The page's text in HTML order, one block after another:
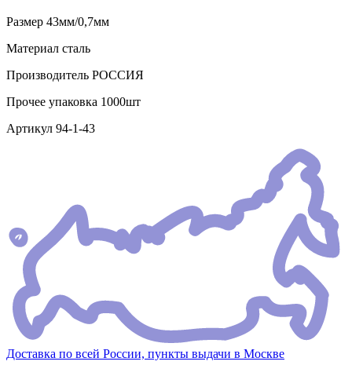
Размер 43мм/0,7мм
Материал сталь
Производитель РОССИЯ
Прочее упаковка 1000шт
Артикул 94-1-43
Доставка по всей России, пункты выдачи в Москве